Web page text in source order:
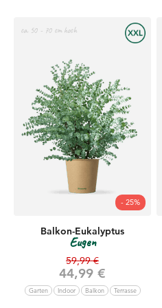
ca. 50 - 70 cm hoch
- 25%
Balkon-Eukalyptus
Eugen
Angebot
44,99 €
Regulärer Preis
59,99 €
Garten Indoor Balkon Terrasse